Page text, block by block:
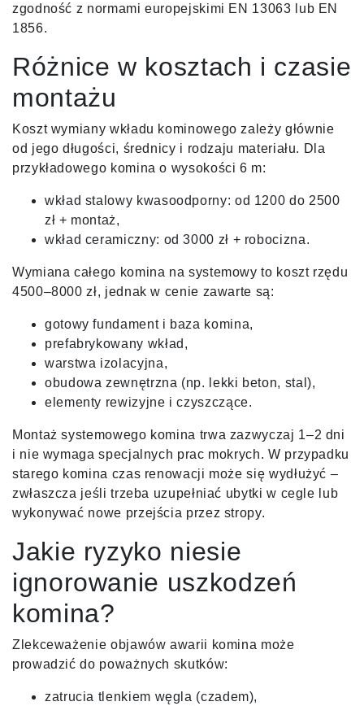
zgodność z normami europejskimi EN 13063 lub EN
1856.
Różnice w kosztach i czasie
montażu
Koszt wymiany wkładu kominowego zależy głównie
od jego długości, średnicy i rodzaju materiału. Dla
przykładowego komina o wysokości 6 m:
wkład stalowy kwasoodporny: od 1200 do 2500
zł + montaż,
wkład ceramiczny: od 3000 zł + robocizna.
Wymiana całego komina na systemowy to koszt rzędu
4500–8000 zł, jednak w cenie zawarte są:
gotowy fundament i baza komina,
prefabrykowany wkład,
warstwa izolacyjna,
obudowa zewnętrzna (np. lekki beton, stal),
elementy rewizyjne i czyszczące.
Montaż systemowego komina trwa zazwyczaj 1–2 dni
i nie wymaga specjalnych prac mokrych. W przypadku
starego komina czas renowacji może się wydłużyć –
zwłaszcza jeśli trzeba uzupełniać ubytki w cegle lub
wykonywać nowe przejścia przez stropy.
Jakie ryzyko niesie
ignorowanie uszkodzeń
komina?
Zlekceważenie objawów awarii komina może
prowadzić do poważnych skutków:
zatrucia tlenkiem węgla (czadem),